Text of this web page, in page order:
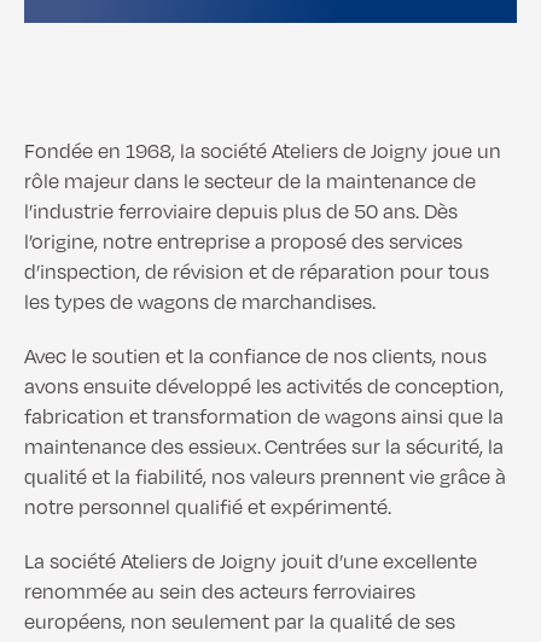
Fondée en 1968, la société Ateliers de Joigny joue un
rôle majeur dans le secteur de la maintenance de
l’industrie ferroviaire depuis plus de 50 ans. Dès
l’origine, notre entreprise a proposé des services
d’inspection, de révision et de réparation pour tous
les types de wagons de marchandises.
Avec le soutien et la confiance de nos clients, nous
avons ensuite développé les activités de conception,
fabrication et transformation de wagons ainsi que la
maintenance des essieux. Centrées sur la sécurité, la
qualité et la fiabilité, nos valeurs prennent vie grâce à
notre personnel qualifié et expérimenté.
La société Ateliers de Joigny jouit d’une excellente
renommée au sein des acteurs ferroviaires
européens, non seulement par la qualité de ses